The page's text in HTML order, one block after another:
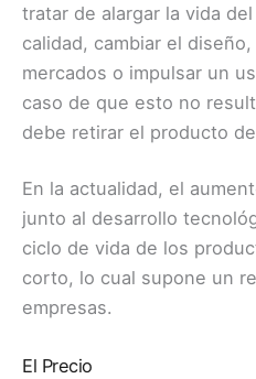
tratar de alargar la vida
calidad, cambiar el
mercados o impulsar un
caso de que esto no
debe retirar el producto
En la actualidad, el
junto al desarrollo
ciclo de vida de los
corto, lo cual supone un
empresas.
El Precio